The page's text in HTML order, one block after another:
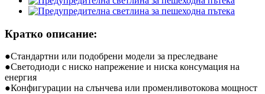
Кратко описание:
●Стандартни или подобрени модели за преследване
●Светодиоди с ниско напрежение и ниска консумация на
енергия
●Конфигурации на слънчева или променливотокова мощност